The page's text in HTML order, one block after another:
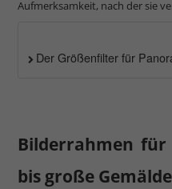
Aufmerksamkeit, nach der sie
Der Größenfilter für
Bilderrahmen
bis große Gemälde